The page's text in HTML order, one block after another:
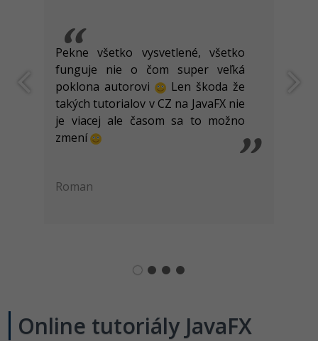
Děkuji za pěkný přehledný tutoriál.
petr.fiala
Online tutoriály JavaFX